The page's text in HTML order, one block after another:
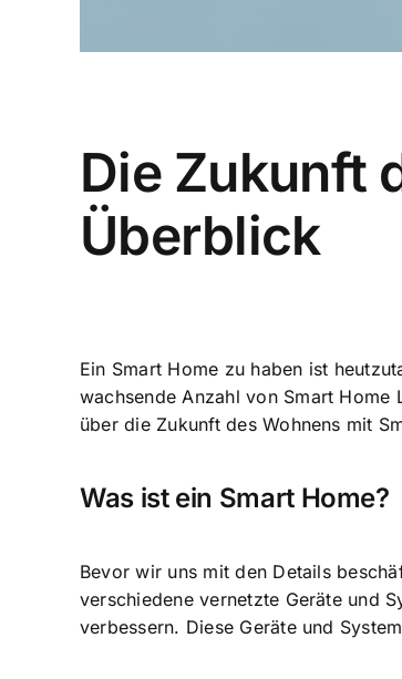
Die Zukunft
Überblick
Ein Smart Home zu haben ist
wachsende Anzahl von Smart
über die Zukunft des Wohnens mit
Was ist ein Smart Home?
Bevor wir uns mit den Details
verschiedene vernetzte Geräte und
verbessern. Diese Geräte und